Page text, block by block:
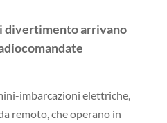
divertimento arrivano
imbarcazioni elettriche,
remoto, che operano in